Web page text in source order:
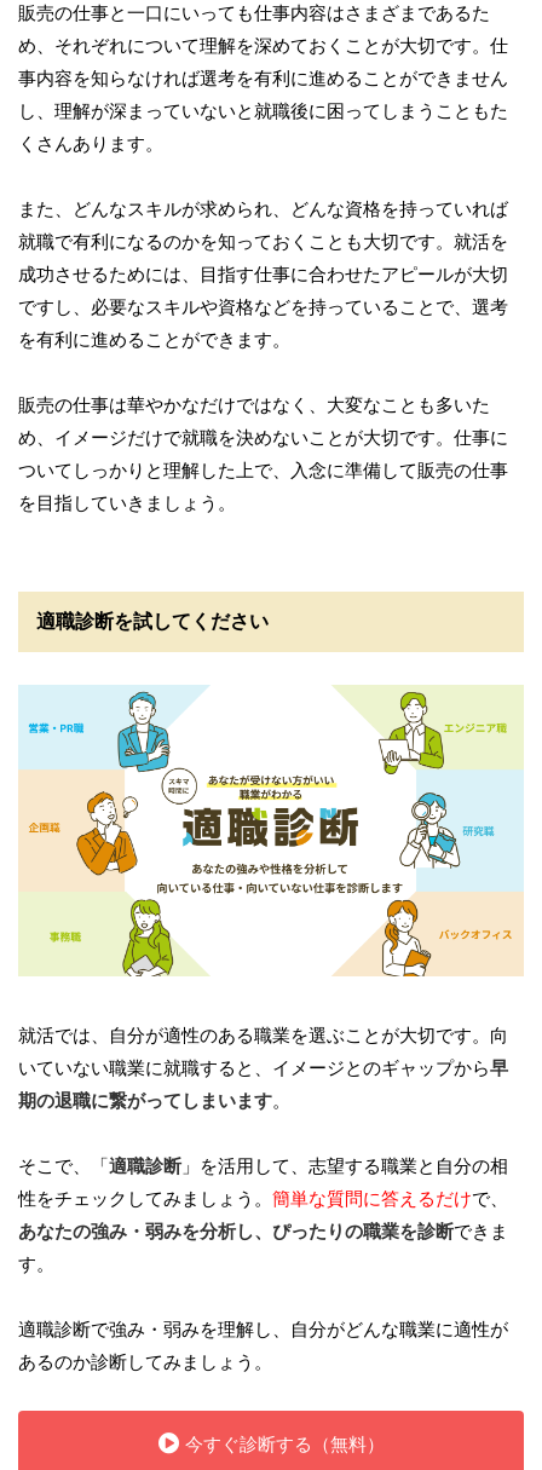
販売の仕事と一口にいっても仕事内容はさまざまであるた
め、それぞれについて理解を深めておくことが大切です。仕
事内容を知らなければ選考を有利に進めることができません
し、理解が深まっていないと就職後に困ってしまうこともた
くさんあります。
また、どんなスキルが求められ、どんな資格を持っていれば
就職で有利になるのかを知っておくことも大切です。就活を
成功させるためには、目指す仕事に合わせたアピールが大切
ですし、必要なスキルや資格などを持っていることで、選考
を有利に進めることができます。
販売の仕事は華やかなだけではなく、大変なことも多いた
め、イメージだけで就職を決めないことが大切です。仕事に
ついてしっかりと理解した上で、入念に準備して販売の仕事
を目指していきましょう。
適職診断を試してください
就活では、自分が適性のある職業を選ぶことが大切です。向
いていない職業に就職すると、イメージとのギャップから早
期の退職に繋がってしまいます。
そこで、「適職診断」を活用して、志望する職業と自分の相
性をチェックしてみましょう。 簡単な質問に答えるだけで、
あなたの強み・弱みを分析し、ぴったりの職業を診断できま
す。
適職診断で強み・弱みを理解し、自分がどんな職業に適性が
あるのか診断してみましょう。
今すぐ診断する（無料）